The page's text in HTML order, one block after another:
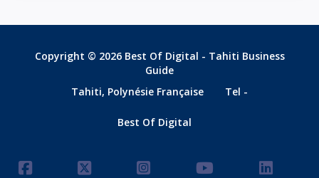
Copyright © 2026 Best Of Digital - Tahiti Business
Guide
Tahiti, Polynésie Française
Tel -
Best Of Digital